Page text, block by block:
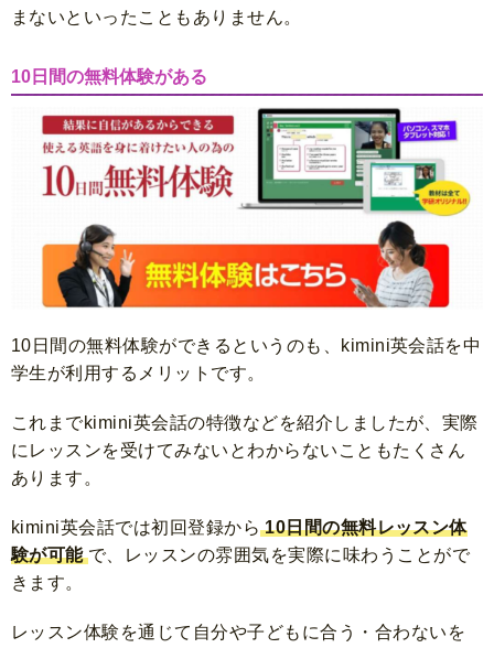
まないといったこともありません。
10日間の無料体験がある
10日間の無料体験ができるというのも、kimini英会話を中
学生が利用するメリットです。
これまでkimini英会話の特徴などを紹介しましたが、実際
にレッスンを受けてみないとわからないこともたくさん
あります。
kimini英会話では初回登録から 10日間の無料レッスン体
験が可能 で、レッスンの雰囲気を実際に味わうことがで
きます。
レッスン体験を通じて自分や子どもに合う・合わないを